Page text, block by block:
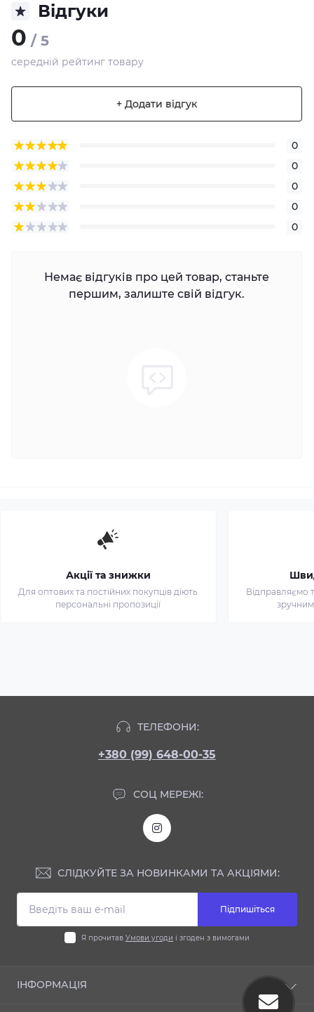
Відгуки
0 / 5
середній рейтинг товару
+ Додати відгук
0
0
0
0
0
Немає відгуків про цей товар, станьте
першим, залиште свій відгук.
Акції та знижки
Для оптових та постійних покупців діють
персональні пропозиції
Відправляємо
ТЕЛЕФОНИ:
+380 (99) 648-00-35
СОЦ МЕРЕЖІ:
СЛІДКУЙТЕ ЗА НОВИНКАМИ ТА АКЦІЯМИ:
Підпишіться
Я прочитав Умови угоди і згоден з вимогами
ІНФОРМАЦІЯ